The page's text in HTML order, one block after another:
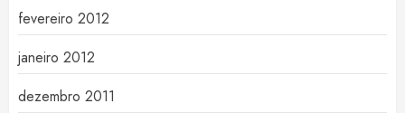
fevereiro 2012
janeiro 2012
dezembro 2011